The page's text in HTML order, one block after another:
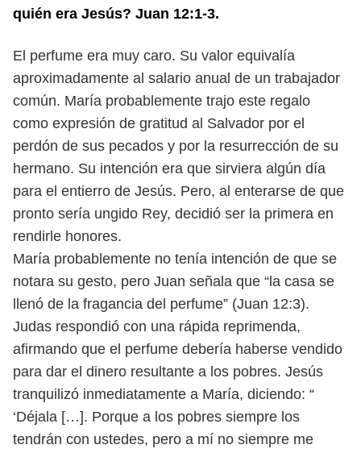
quién era Jesús? Juan 12:1-3.
El perfume era muy caro. Su valor equivalía
aproximadamente al salario anual de un trabajador
común. María probablemente trajo este regalo
como expresión de gratitud al Salvador por el
perdón de sus pecados y por la resurrección de su
hermano. Su intención era que sirviera algún día
para el entierro de Jesús. Pero, al enterarse de que
pronto sería ungido Rey, decidió ser la primera en
rendirle honores.
María probablemente no tenía intención de que se
notara su gesto, pero Juan señala que “la casa se
llenó de la fragancia del perfume” (Juan 12:3).
Judas respondió con una rápida reprimenda,
afirmando que el perfume debería haberse vendido
para dar el dinero resultante a los pobres. Jesús
tranquilizó inmediatamente a María, diciendo: “
‘Déjala […]. Porque a los pobres siempre los
tendrán con ustedes, pero a mí no siempre me